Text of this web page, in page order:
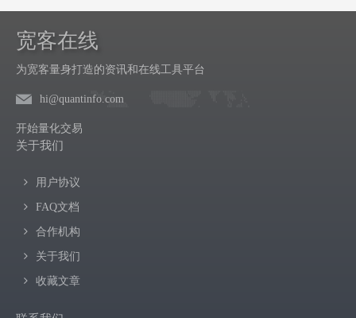
宽客在线
为宽客量身打造的资讯和在线工具平台
hi@quantinfo.com
开始量化交易
关于我们
用户协议
FAQ文档
合作机构
关于我们
收藏文章